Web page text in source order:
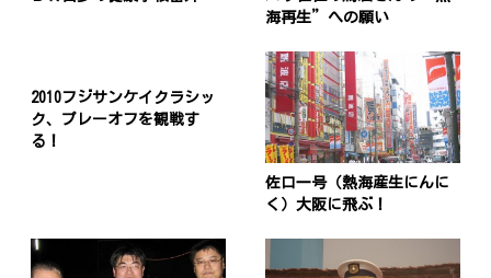
海再生”への願い
2010フジサンケイクラシッ
ク、プレーオフを観戦す
る！
佐口一号（熱海産生にんに
く）大阪に飛ぶ！